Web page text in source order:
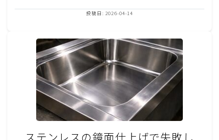
投稿日: 2026-04-14
ステンレスの鏡面仕上げで失敗し